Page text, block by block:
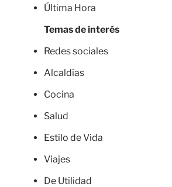
Última Hora
Temas de interés
Redes sociales
Alcaldías
Cocina
Salud
Estilo de Vida
Viajes
De Utilidad